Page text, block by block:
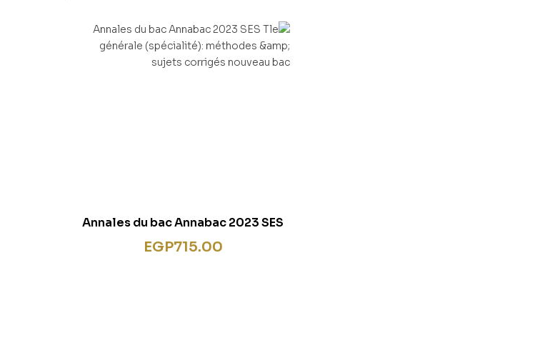
Annales du bac Annabac 2023 SES
Tle générale (spécialité):
EGP715.00